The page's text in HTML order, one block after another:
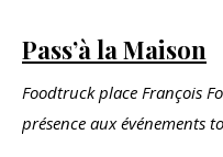
Pass’à la Maison
Foodtruck place François
présence aux événements